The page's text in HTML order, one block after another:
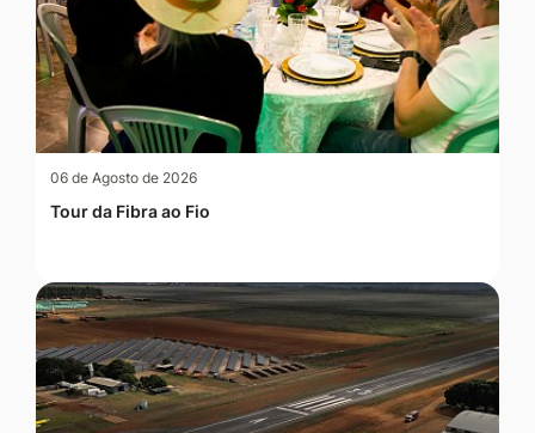
06 de Agosto de 2026
Tour da Fibra ao Fio